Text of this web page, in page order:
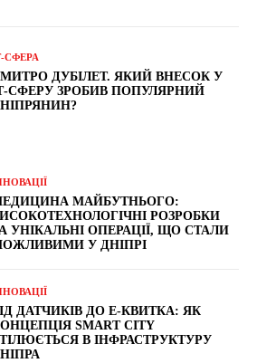
СФЕРА
ДУБІЛЕТ. ЯКИЙ ВНЕСОК У
СФЕРУ ЗРОБИВ ПОПУЛЯРНИЙ
МАЙБУТНЬОГО:
РОЗРОБКИ
УНІКАЛЬНІ ОПЕРАЦІЇ, ЩО СТАЛИ
У ДНІПРІ
ДАТЧИКІВ ДО Е-КВИТКА: ЯК
SMART CITY
В ІНФРАСТРУКТУРУ